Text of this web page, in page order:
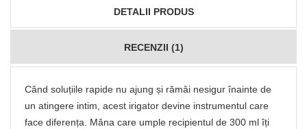
DETALII PRODUS
RECENZII (1)
Când soluțiile rapide nu ajung și rămâi nesigur înainte de
un atingere intim, acest irigator devine instrumentul care
face diferența. Mâna care umple recipientul de 300 ml îți